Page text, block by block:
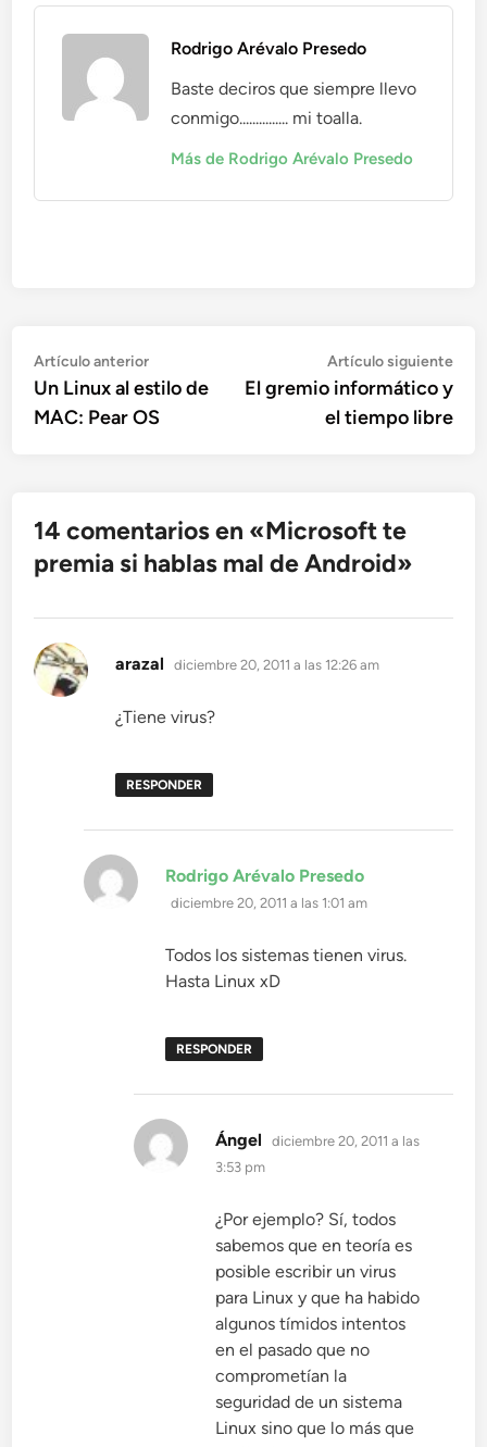
Rodrigo Arévalo Presedo
Baste deciros que siempre llevo
conmigo............... mi toalla.
Más de Rodrigo Arévalo Presedo
Navegación
de
entradas
Artículo anteriorArtículo
anterior:
Un Linux al estilo de
MAC: Pear OS
Artículo siguiente
El gremio informático y
el tiempo libre
14 comentarios en «Microsoft te
premia si hablas mal de Android»
arazal dice:
diciembre 20, 2011 a las 12:26 am
¿Tiene virus?
RESPONDER
Rodrigo Arévalo Presedo
diciembre 20, 2011 a las 1:01 am
Todos los sistemas tienen virus.
Hasta Linux xD
RESPONDER
Ángel dice:
diciembre 20, 2011 a las
3:53 pm
¿Por ejemplo? Sí, todos
sabemos que en teoría es
posible escribir un virus
para Linux y que ha habido
algunos tímidos intentos
en el pasado que no
comprometían la
seguridad de un sistema
Linux sino que lo más que